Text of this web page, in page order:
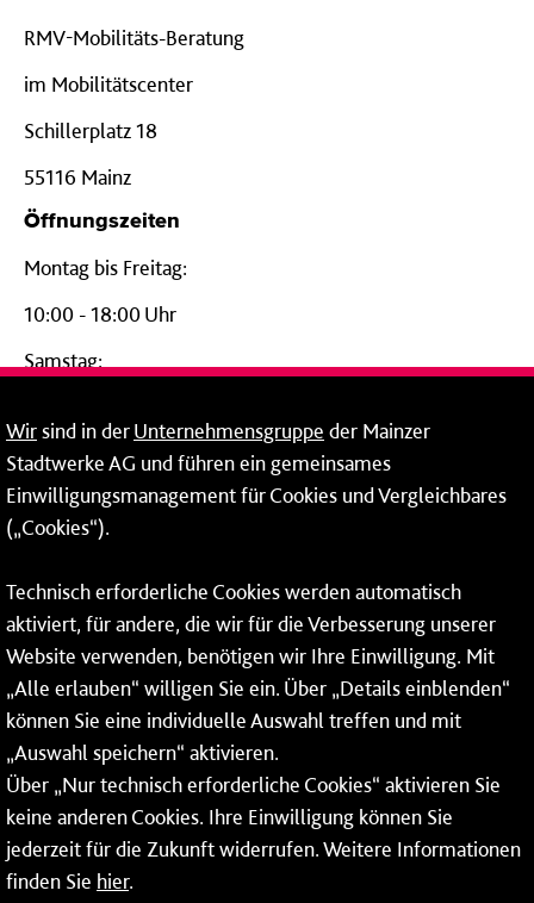
RMV-Mobilitäts-Beratung
im Mobilitätscenter
Schillerplatz 18
55116 Mainz
Öffnungszeiten
Montag bis Freitag:
10:00 - 18:00 Uhr
Samstag:
24-Stunden-Telefon*
06131 – 12 77 77
Fax: 06131 – 12 66 66
* Montags bis freitags bis 7 und ab 18 Uhr sowie an
Wochenenden und Feiertagen ganztags werden Ihre
Anrufe je nach Themenauswahl an ein Callcenter des
RMV oder von nextbike weitergeleitet. Dort erhalten Sie
ausschließlich Auskünfte zum Fahrplan bzw. zu
meinRad.
Wirsind in derUnternehmensgruppe der Mainzer
Stadtwerke AG und führen ein gemeinsames
Einwilligungsmanagement für Cookies und Vergleichbares
(„Cookies“).
Technisch erforderliche Cookies werden automatisch
aktiviert, für andere, die wir für die Verbesserung unserer
Website verwenden, benötigen wir Ihre Einwilligung. Mit
„Alle erlauben“ willigen Sie ein. Über „Details einblenden“
können Sie eine individuelle Auswahl treffen und mit
„Auswahl speichern“ aktivieren.
Über „Nur technisch erforderliche Cookies“ aktivieren Sie
keine anderen Cookies. Ihre Einwilligung können Sie
jederzeit für die Zukunft widerrufen. Weitere Informationen
finden Sie hier.